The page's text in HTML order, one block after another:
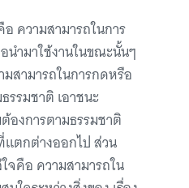
ความสามารถในการ
นำมาใช้งานในขณะนั้นๆ
สามารถในการกดหรือ
รมชาติ เอาชนะ
งการตามธรรมชาติ
แตกต่างออกไป ส่วน
จคือ ความสามารถใน